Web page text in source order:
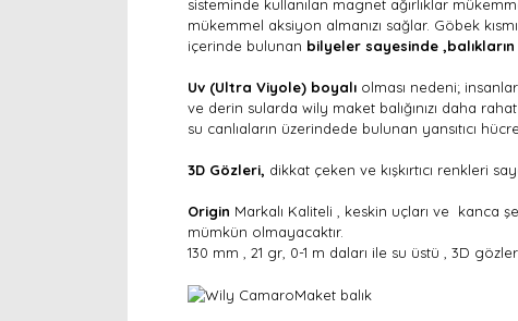
sisteminde kullanılan magnet ağırlıklar
mükemmel aksiyon almanızı sağlar. Göbek
içerinde bulunan bilyeler sayesinde
Uv (Ultra Viyole) boyalı olması nedeni;
ve derin sularda wily maket balığınızı daha
su canlıaların üzerindede bulunan yansıtıcı
3D Gözleri, dikkat çeken ve kışkırtıcı renkleri
Origin Markalı Kaliteli , keskin uçları ve kanca
mümkün olmayacaktır.
130 mm , 21 gr, 0-1 m daları ile su üstü , 3D